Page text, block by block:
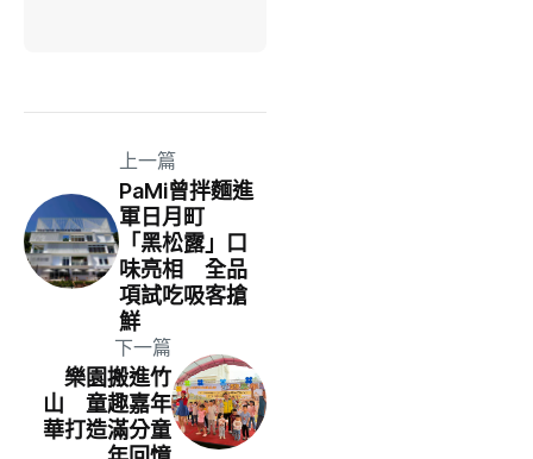
上一篇
PaMi曾拌麵進
軍日月町
「黑松露」口
味亮相 全品
項試吃吸客搶
鮮
下一篇
樂園搬進竹
山 童趣嘉年
華打造滿分童